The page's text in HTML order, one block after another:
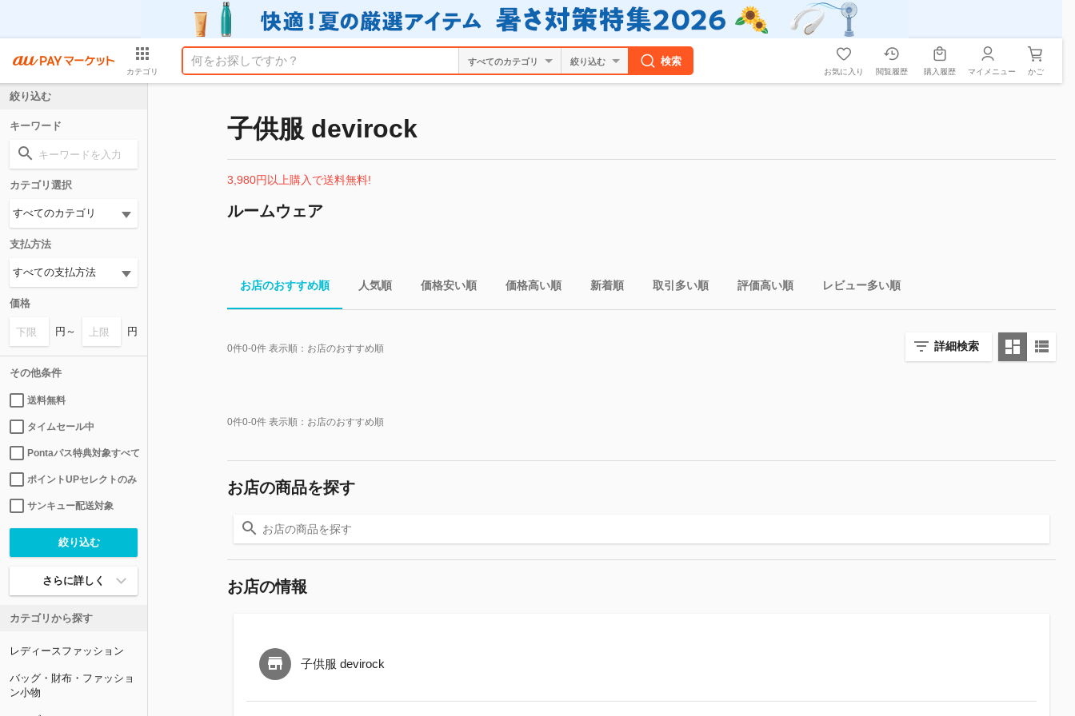
カテゴリ
絞り込む 検索
お気に入り 閲覧履歴 購入履歴 マイメニュー かご
子供服 devirock
3,980円以上購入で送料無料!
ルームウェア
お店のおすすめ順 人気順 価格安い順 価格高い順 新着順 取引多い順 評価高い順 レビュー多い順
詳細検索
0件0-0件 表示順： お店のおすすめ順
0件0-0件 表示順： お店のおすすめ順
お店の商品を探す
お店の情報
子供服 devirock
絞り込む
キーワード
カテゴリ選択
支払方法
価格
円～ 円
その他条件
送料無料
タイムセール中
Pontaパス特典対象すべて
ポイントUPセレクトのみ
サンキュー配送対象
さらに詳しく
カテゴリから探す
レディースファッション
バッグ・財布・ファッショ
ン小物